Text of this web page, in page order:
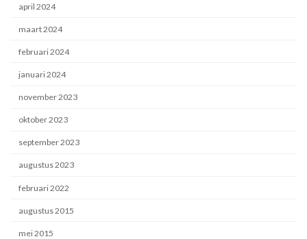
april 2024
maart 2024
februari 2024
januari 2024
november 2023
oktober 2023
september 2023
augustus 2023
februari 2022
augustus 2015
mei 2015